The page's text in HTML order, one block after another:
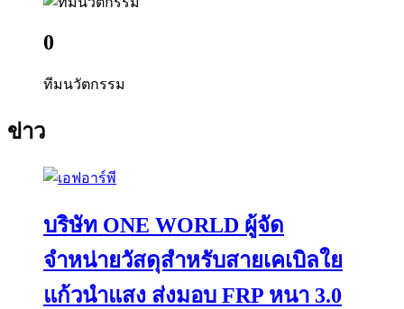
0
ทีมนวัตกรรม
ข่าว
บริษัท ONE WORLD ผู้จัด
จำหน่ายวัสดุสำหรับสายเคเบิลใย
แก้วนำแสง ส่งมอบ FRP หนา 3.0